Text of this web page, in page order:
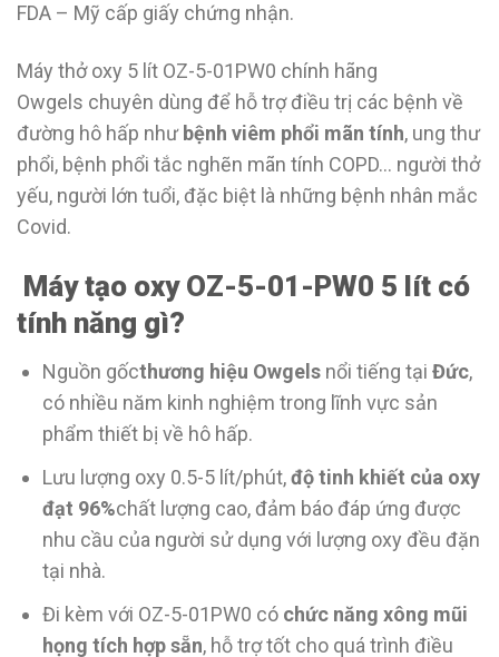
FDA – Mỹ cấp giấy chứng nhận.
Máy thở oxy 5 lít OZ-5-01PW0 chính hãng
Owgels chuyên dùng để hỗ trợ điều trị các bệnh về
đường hô hấp như bệnh viêm phổi mãn tính, ung thư
phổi, bệnh phổi tắc nghẽn mãn tính COPD… người thở
yếu, người lớn tuổi, đặc biệt là những bệnh nhân mắc
Covid.
Máy tạo oxy OZ-5-01-PW0 5 lít có
tính năng gì?
Nguồn gốcthương hiệu Owgels nổi tiếng tại Đức,
có nhiều năm kinh nghiệm trong lĩnh vực sản
phẩm thiết bị về hô hấp.
Lưu lượng oxy 0.5-5 lít/phút,độ tinh khiết của oxy
đạt 96%chất lượng cao, đảm báo đáp ứng được
nhu cầu của người sử dụng với lượng oxy đều đặn
tại nhà.
Đi kèm với OZ-5-01PW0 có chức năng xông mũi
họng tích hợp sẵn, hỗ trợ tốt cho quá trình điều